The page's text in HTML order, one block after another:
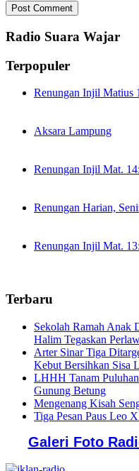
Radio Suara Wajar
Terpopuler
Renungan Injil Matius
Aksara Lampung
Renungan Injil Mat.
Renungan Harian,
Renungan Injil Mat.
Terbaru
Sekolah Ramah Anak
Halim Tegaskan
Arter Sinar Tiga
Kebut Bersihkan Sisa
LHHH Tanam
Gunung Betung
Mengenang Kisah
Tiga Pesan Paus Leo
Galeri Foto